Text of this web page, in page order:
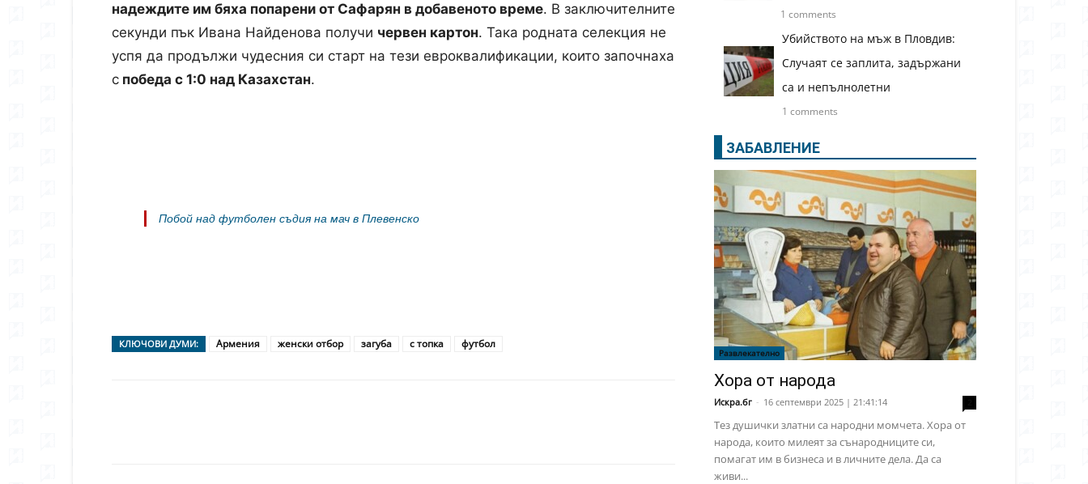
надеждите им бяха попарени от Сафарян в добавеното време. В заключителните
секунди пък Ивана Найденова получи червен картон. Така родната селекция не
успя да продължи чудесния си старт на тези евроквалификации, които започнаха
с победа с 1:0 над Казахстан.
Побой над футболен съдия на мач в Плевенско
КЛЮЧОВИ ДУМИ: Армения женски отбор загуба с топка футбол
1 comments
Убийството на мъж в Пловдив:
Случаят се заплита, задържани
са и непълнолетни
1 comments
ЗАБАВЛЕНИЕ
Развлекателно
Хора от народа
Искра.бг - 16 септември 2025 | 21:41:14
Тез душички златни са народни момчета. Хора от
народа, които милеят за сънародниците си,
помагат им в бизнеса и в личните дела. Да са
живи...